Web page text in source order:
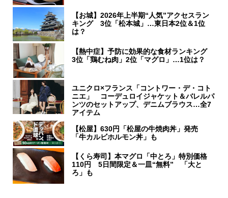
【お城】2026年上半期“人気”アクセスラン
キング 3位「松本城」…東日本2位＆1位
は？
【熱中症】予防に効果的な食材ランキング
3位「鶏むね肉」2位「マグロ」…1位は？
ユニクロ×フランス「コントワー・デ・コト
ニエ」 コーデュロイジャケット＆バレルパ
ンツのセットアップ、デニムブラウス…全7
アイテム
【松屋】630円「松屋の牛焼肉丼」発売
「牛カルビホルモン丼」も
【くら寿司】本マグロ「中とろ」特別価格
110円 5日間限定＆一皿“無料” 「大と
ろ」も